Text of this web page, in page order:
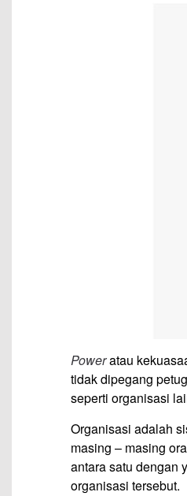
Poweratau
tidak dipegang
seperti organisasi
Organisasi adalah
masing – masing
antara satu dengan
organisasi tersebut.